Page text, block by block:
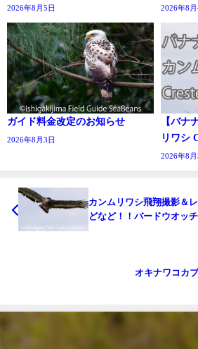
2026年8月5日 2026年8月
ガイド料金改定のお知らせ
2026年8月3日
【バナ
リワシ
2026年8月
カンムリワシ飛翔撮影＆
どなど！！バードウオッ
オキナワコカ